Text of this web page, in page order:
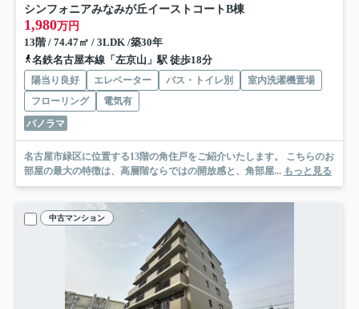
シンフォニアみなみが丘イーストコートB棟
1,980万円
13階 / 74.47㎡ / 3LDK /築30年
名鉄名古屋本線「左京山」駅 徒歩18分
陽当り良好 エレベーター バス・トイレ別
室内洗濯機置場
フローリング
電気有
パノラマ
名古屋市緑区に位置する13階の角住戸をご紹介いたします。 こちらのお
部屋の最大の特徴は、高層階ならではの開放感と、角部屋... もっと見る
中古マンション